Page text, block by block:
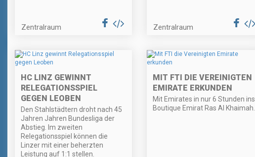
Zentralraum Zentralraum
HC LINZ GEWINNT
RELEGATIONSSPIEL
GEGEN LEOBEN
Den Stahlstädtern droht nach 45
Jahren Jahren Bundesliga der
Abstieg. Im zweiten
Relegationsspiel können die
Linzer mit einer beherzten
Leistung auf 1:1 stellen.
MIT FTI DIE VEREINIGTEN
EMIRATE ERKUNDEN
Mit Emirates in nur 6 Stunden ins
Boutique Emirat Ras Al Khaimah.